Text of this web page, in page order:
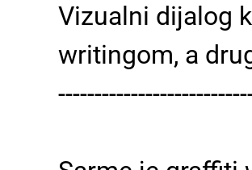
Vizualni dijalog
writingom, a